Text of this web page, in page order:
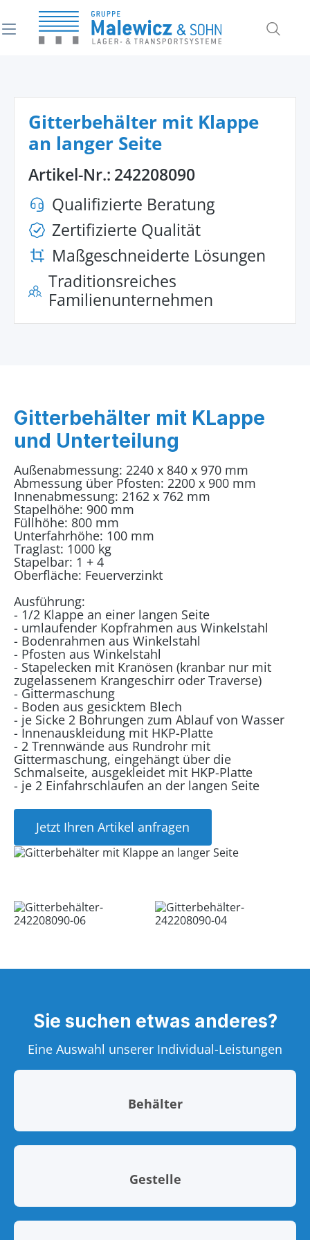
springen
Gitterbehälter mit Klappe
an langer Seite
Artikel-Nr.: 242208090
Qualifizierte Beratung
Zertifizierte Qualität
Maßgeschneiderte Lösungen
Traditionsreiches
Familienunternehmen
Gitterbehälter mit KLappe
und Unterteilung
Außenabmessung: 2240 x 840 x 970 mm
Abmessung über Pfosten: 2200 x 900 mm
Innenabmessung: 2162 x 762 mm
Stapelhöhe: 900 mm
Füllhöhe: 800 mm
Unterfahrhöhe: 100 mm
Traglast: 1000 kg
Stapelbar: 1 + 4
Oberfläche: Feuerverzinkt
Ausführung:
- 1/2 Klappe an einer langen Seite
- umlaufender Kopfrahmen aus Winkelstahl
- Bodenrahmen aus Winkelstahl
- Pfosten aus Winkelstahl
- Stapelecken mit Kranösen (kranbar nur mit
zugelassenem Krangeschirr oder Traverse)
- Gittermaschung
- Boden aus gesicktem Blech
- je Sicke 2 Bohrungen zum Ablauf von Wasser
- Innenauskleidung mit HKP-Platte
- 2 Trennwände aus Rundrohr mit
Gittermaschung, eingehängt über die
Schmalseite, ausgekleidet mit HKP-Platte
- je 2 Einfahrschlaufen an der langen Seite
Jetzt Ihren Artikel anfragen
Sie suchen etwas anderes?
Eine Auswahl unserer Individual-Leistungen
Behälter
Gestelle